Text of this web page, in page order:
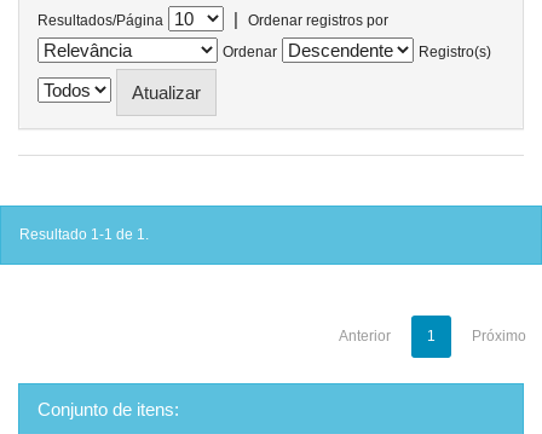
Resultados/Página |
Ordenar registros por
Ordenar
Registro(s)
Resultado 1-1 de 1.
Anterior 1 Próximo
Conjunto de itens: